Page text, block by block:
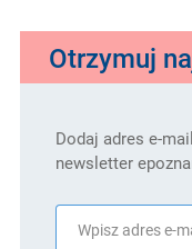
Otrzymuj
Dodaj adres e-
newsletter